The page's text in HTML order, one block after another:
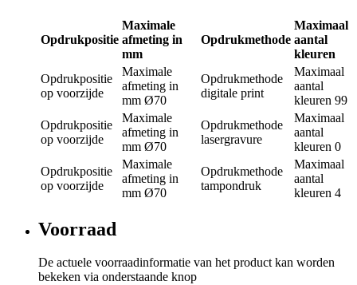
Opdrukpositie
Maximale
afmeting in
mm
Opdrukmethode
Maximaal
aantal
kleuren
Opdrukpositie
op voorzijde
Maximale
afmeting in
mm Ø70
Opdrukmethode
digitale print
Maximaal
aantal
kleuren 99
Opdrukpositie
op voorzijde
Maximale
afmeting in
mm Ø70
Opdrukmethode
lasergravure
Maximaal
aantal
kleuren 0
Opdrukpositie
op voorzijde
Maximale
afmeting in
mm Ø70
Opdrukmethode
tampondruk
Maximaal
aantal
kleuren 4
Voorraad
De actuele voorraadinformatie van het product kan worden
bekeken via onderstaande knop